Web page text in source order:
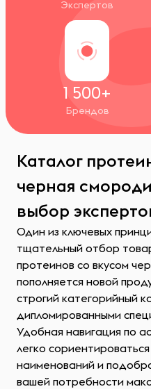
Экспертов
1 500+
Брендов
Каталог
черная
выбор
Один из ключевых
тщательный отбор
протеинов со вкусом
пополняется новой
строгий категорийный
дипломированными
Удобная навигация по
легко
наименований и
вашей потребности